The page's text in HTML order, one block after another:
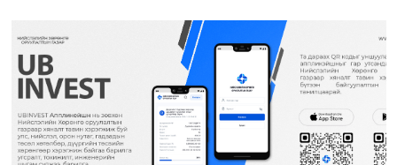
Хөрөнгө оруулалтын санхүүжилт хариуцсан мэргэжилтэн ажилд авна
Дотоод ажил хариуцсан мэргэжилтэн ажилд авна
Гэрээт монгол бичиг хөтлөлт хариуцсан гэрээт ажилтан ажилд авна
Гидротехникийн хяналтын инженер ажилд авна